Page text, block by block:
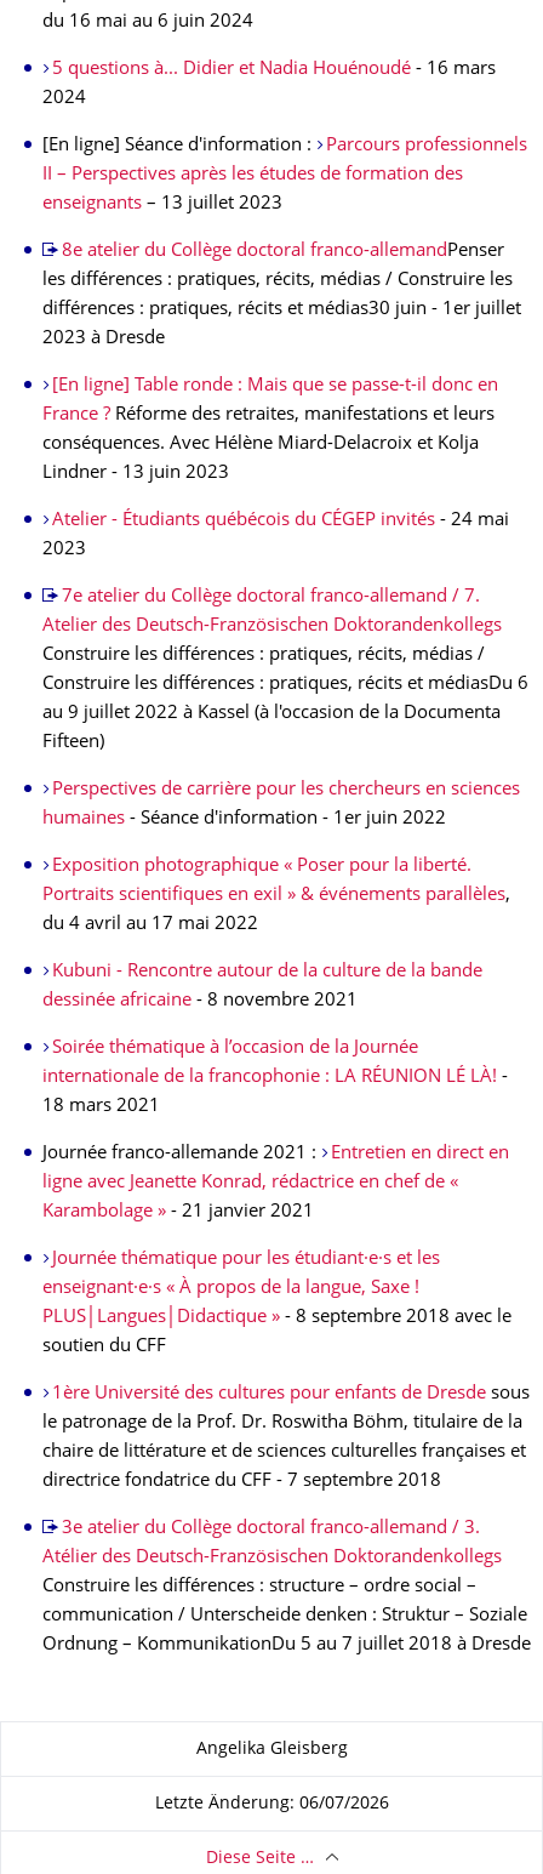
du 16 mai au 6 juin 2024
5 questions à... Didier et Nadia Houénoudé - 16 mars
2024
[En ligne] Séance d'information :
Parcours professionnels
II – Perspectives après les études de formation des
enseignants – 13 juillet 2023
8e atelier du Collège doctoral franco-allemandPenser
les différences : pratiques, récits, médias / Construire les
différences : pratiques, récits et médias30 juin - 1er juillet
2023 à Dresde
[En ligne] Table ronde : Mais que se passe-t-il donc en
France ? Réforme des retraites, manifestations et leurs
conséquences. Avec Hélène Miard-Delacroix et Kolja
Lindner - 13 juin 2023
Atelier - Étudiants québécois du CÉGEP invités- 24 mai
2023
7e atelier du Collège doctoral franco-allemand / 7.
Atelier des Deutsch-Französischen Doktorandenkollegs
Construire les différences : pratiques, récits, médias /
Construire les différences : pratiques, récits et médiasDu 6
au 9 juillet 2022 à Kassel (à l'occasion de la Documenta
Fifteen)
Perspectives de carrière pour les chercheurs en sciences
humaines - Séance d'information - 1er juin 2022
Exposition photographique « Poser pour la liberté.
Portraits scientifiques en exil » & événements parallèles,
du 4 avril au 17 mai 2022
Kubuni - Rencontre autour de la culture de la bande
dessinée africaine - 8 novembre 2021
Soirée thématique à l’occasion de la Journée
internationale de la francophonie : LA RÉUNION LÉ LÀ! -
18 mars 2021
Journée franco-allemande 2021 :
Entretien en direct en
ligne avec Jeanette Konrad, rédactrice en chef de «
Karambolage » - 21 janvier 2021
Journée thématique pour les étudiant·e·s et les
enseignant·e·s « À propos de la langue, Saxe !
PLUS│Langues│Didactique » - 8 septembre 2018 avec le
soutien du CFF
1ère Université des cultures pour enfants de Dresde sous
le patronage de la Prof. Dr. Roswitha Böhm, titulaire de la
chaire de littérature et de sciences culturelles françaises et
directrice fondatrice du CFF - 7 septembre 2018
3e atelier du Collège doctoral franco-allemand / 3.
Atélier des Deutsch-Französischen Doktorandenkollegs
Construire les différences : structure – ordre social –
communication / Unterscheide denken : Struktur – Soziale
Ordnung – KommunikationDu 5 au 7 juillet 2018 à Dresde
Angelika Gleisberg
Letzte Änderung: 06/07/2026
Diese Seite …